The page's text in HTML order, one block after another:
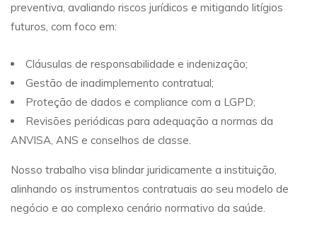
preventiva, avaliando riscos jurídicos e mitigando litígios
futuros, com foco em:
Cláusulas de responsabilidade e indenização;
Gestão de inadimplemento contratual;
Proteção de dados e compliance com a LGPD;
Revisões periódicas para adequação a normas da
ANVISA, ANS e conselhos de classe.
Nosso trabalho visa blindar juridicamente a instituição,
alinhando os instrumentos contratuais ao seu modelo de
negócio e ao complexo cenário normativo da saúde.